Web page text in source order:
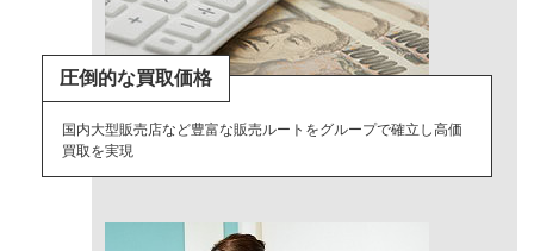
圧倒的な買取価格
国内大型販売店など豊富な販売ルートをグループで確立し高価
買取を実現